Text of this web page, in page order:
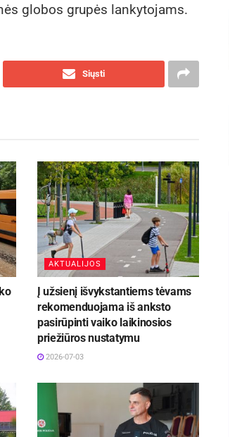
globos grupės lankytojams.
Siųsti
AKTUALIJOS
Į užsienį išvykstantiems tėvams
rekomenduojama iš anksto
pasirūpinti vaiko laikinosios
priežiūros nustatymu
2026-07-03